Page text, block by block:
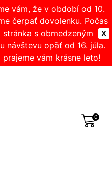
X
vám, že v období od 10.
čerpať dovolenku. Počas
s obmedzeným
návštevu opäť od 16. júla.
vám krásne leto!
0